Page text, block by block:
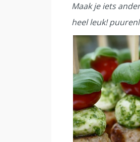
Maak je iets
heel leuk!